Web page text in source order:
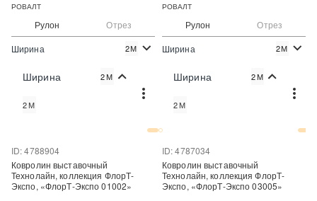
Рулон Отрез
Цена:
РОВАЛТ
Ширина 2М
Ширина 2М
2М
Рулон Отрез
Цена:
РОВАЛТ
Ширина 2М
Ширина 2М
2М
ID: 4788904
Ковролин выставочный
Технолайн, коллекция ФлорТ-
Экспо, «ФлорТ-Экспо 01002»
ID: 4787034
Ковролин выставочный
Технолайн, коллекция ФлорТ-
Экспо, «ФлорТ-Экспо 03005»